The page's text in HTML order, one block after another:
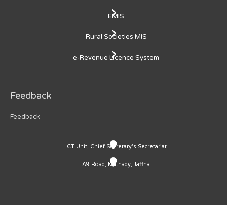
EMIS
Rural Societies MIS
e-Revenue Licence System
Feedback
Feedback
ICT Unit, Chief Secretary's Secretariat
A9 Road, Kaithady, Jaffna